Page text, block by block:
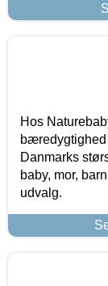
Hos
bæredygtighed
Danmarks
baby, mor,
udvalg.